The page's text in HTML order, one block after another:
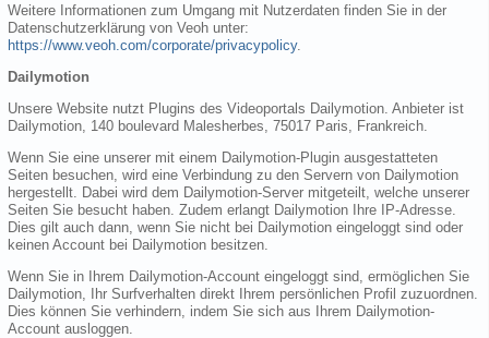
Weitere Informationen zum Umgang mit Nutzerdaten finden Sie in der
Datenschutzerklärung von Veoh unter:
https://www.veoh.com/corporate/privacypolicy.
Dailymotion
Unsere Website nutzt Plugins des Videoportals Dailymotion. Anbieter ist
Dailymotion, 140 boulevard Malesherbes, 75017 Paris, Frankreich.
Wenn Sie eine unserer mit einem Dailymotion-Plugin ausgestatteten
Seiten besuchen, wird eine Verbindung zu den Servern von Dailymotion
hergestellt. Dabei wird dem Dailymotion-Server mitgeteilt, welche unserer
Seiten Sie besucht haben. Zudem erlangt Dailymotion Ihre IP-Adresse.
Dies gilt auch dann, wenn Sie nicht bei Dailymotion eingeloggt sind oder
keinen Account bei Dailymotion besitzen.
Wenn Sie in Ihrem Dailymotion-Account eingeloggt sind, ermöglichen Sie
Dailymotion, Ihr Surfverhalten direkt Ihrem persönlichen Profil zuzuordnen.
Dies können Sie verhindern, indem Sie sich aus Ihrem Dailymotion-
Account ausloggen.